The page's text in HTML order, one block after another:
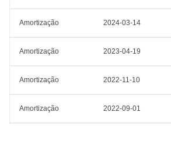
Amortização 2024-03-14
Amortização 2023-04-19
Amortização 2022-11-10
Amortização 2022-09-01